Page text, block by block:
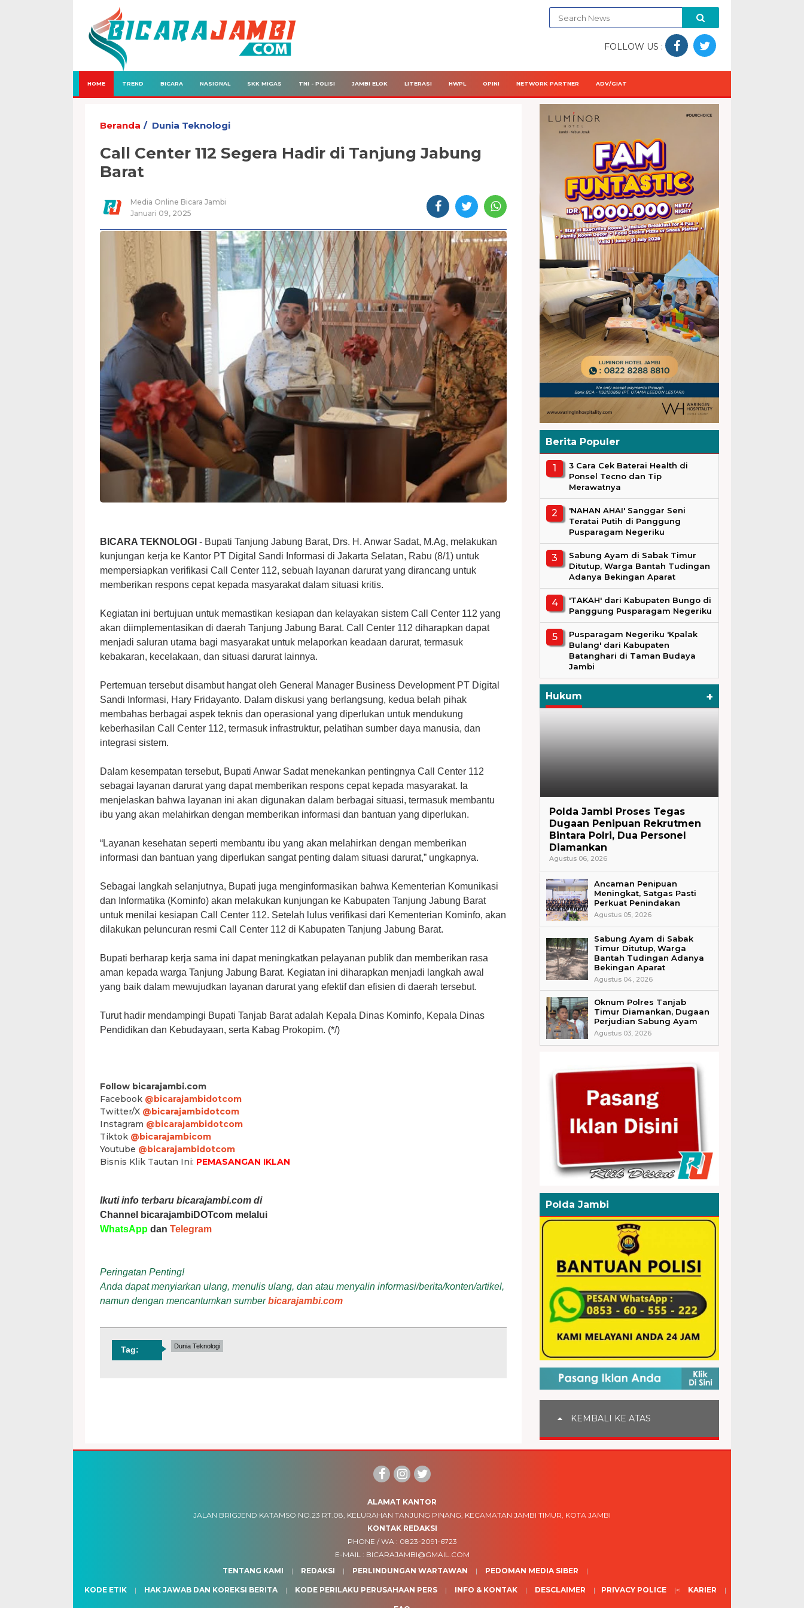
FOLLOW US :
HOME TREND BICARA NASIONAL SKK MIGAS TNI - POLISI JAMBI ELOK LITERASI HWPL OPINI NETWORK PARTNER ADV/GIAT
Beranda Dunia Teknologi
Call Center 112 Segera Hadir di Tanjung Jabung
Barat
Media Online Bicara Jambi
Januari 09, 2025
BICARA TEKNOLOGI - Bupati Tanjung Jabung Barat, Drs. H. Anwar Sadat, M.Ag, melakukan
kunjungan kerja ke Kantor PT Digital Sandi Informasi di Jakarta Selatan, Rabu (8/1) untuk
mempersiapkan verifikasi Call Center 112, sebuah layanan darurat yang dirancang untuk
memberikan respons cepat kepada masyarakat dalam situasi kritis.
Kegiatan ini bertujuan untuk memastikan kesiapan dan kelayakan sistem Call Center 112 yang
akan diimplementasikan di daerah Tanjung Jabung Barat. Call Center 112 diharapkan dapat
menjadi saluran utama bagi masyarakat untuk melaporkan keadaan darurat, termasuk
kebakaran, kecelakaan, dan situasi darurat lainnya.
Pertemuan tersebut disambut hangat oleh General Manager Business Development PT Digital
Sandi Informasi, Hary Fridayanto. Dalam diskusi yang berlangsung, kedua belah pihak
membahas berbagai aspek teknis dan operasional yang diperlukan untuk mendukung
keberhasilan Call Center 112, termasuk infrastruktur, pelatihan sumber daya manusia, dan
integrasi sistem.
Dalam kesempatan tersebut, Bupati Anwar Sadat menekankan pentingnya Call Center 112
sebagai layanan darurat yang dapat memberikan respons cepat kepada masyarakat. Ia
menjelaskan bahwa layanan ini akan digunakan dalam berbagai situasi, termasuk membantu
ibu yang akan melahirkan dengan memberikan informasi dan bantuan yang diperlukan.
“Layanan kesehatan seperti membantu ibu yang akan melahirkan dengan memberikan
informasi dan bantuan yang diperlukan sangat penting dalam situasi darurat,” ungkapnya.
Sebagai langkah selanjutnya, Bupati juga menginformasikan bahwa Kementerian Komunikasi
dan Informatika (Kominfo) akan melakukan kunjungan ke Kabupaten Tanjung Jabung Barat
untuk menilai kesiapan Call Center 112. Setelah lulus verifikasi dari Kementerian Kominfo, akan
dilakukan peluncuran resmi Call Center 112 di Kabupaten Tanjung Jabung Barat.
Bupati berharap kerja sama ini dapat meningkatkan pelayanan publik dan memberikan rasa
aman kepada warga Tanjung Jabung Barat. Kegiatan ini diharapkan menjadi langkah awal
yang baik dalam mewujudkan layanan darurat yang efektif dan efisien di daerah tersebut.
Turut hadir mendampingi Bupati Tanjab Barat adalah Kepala Dinas Kominfo, Kepala Dinas
Pendidikan dan Kebudayaan, serta Kabag Prokopim. (*/)
Follow bicarajambi.com
Facebook @bicarajambidotcom
Twitter/X @bicarajambidotcom
Instagram @bicarajambidotcom
Tiktok @bicarajambicom
Youtube @bicarajambidotcom
Bisnis Klik Tautan Ini: PEMASANGAN IKLAN
Ikuti info terbaru bicarajambi.com di
Channel bicarajambiDOTcom melalui
WhatsApp dan Telegram
Peringatan Penting!
Anda dapat menyiarkan ulang, menulis ulang, dan atau menyalin informasi/berita/konten/artikel,
namun dengan mencantumkan sumberbicarajambi.com
Tag: Dunia Teknologi
Berita Populer
3 Cara Cek Baterai Health di
Ponsel Tecno dan Tip
Merawatnya
'NAHAN AHAI' Sanggar Seni
Teratai Putih di Panggung
Pusparagam Negeriku
Sabung Ayam di Sabak Timur
Ditutup, Warga Bantah Tudingan
Adanya Bekingan Aparat
'TAKAH' dari Kabupaten Bungo di
Panggung Pusparagam Negeriku
Pusparagam Negeriku 'Kpalak
Bulang' dari Kabupaten
Batanghari di Taman Budaya
Jambi
Hukum +
Polda Jambi Proses Tegas
Dugaan Penipuan Rekrutmen
Bintara Polri, Dua Personel
Diamankan
Agustus 06, 2026
Ancaman Penipuan
Meningkat, Satgas Pasti
Perkuat Penindakan
Agustus 05, 2026
Sabung Ayam di Sabak
Timur Ditutup, Warga
Bantah Tudingan Adanya
Bekingan Aparat
Agustus 04, 2026
Oknum Polres Tanjab
Timur Diamankan, Dugaan
Perjudian Sabung Ayam
Agustus 03, 2026
Polda Jambi
KEMBALI KE ATAS
ALAMAT KANTOR
JALAN BRIGJEND KATAMSO NO.23 RT.08, KELURAHAN TANJUNG PINANG, KECAMATAN JAMBI TIMUR, KOTA JAMBI
KONTAK REDAKSI
PHONE / WA : 0823-2091-6723
E-MAIL : BICARAJAMBI@GMAIL.COM
TENTANG KAMI
REDAKSI PERLINDUNGAN WARTAWAN PEDOMAN MEDIA SIBER
KODE ETIK HAK JAWAB DAN KOREKSI BERITA KODE PERILAKU PERUSAHAAN PERS INFO & KONTAK DESCLAIMER PRIVACY POLICE < KARIER